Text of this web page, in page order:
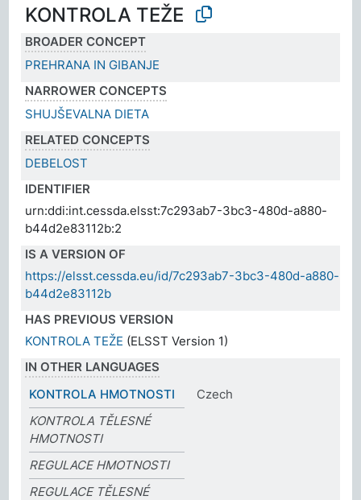
KONTROLA TEŽE
BROADER CONCEPT
PREHRANA IN GIBANJE
NARROWER CONCEPTS
SHUJŠEVALNA DIETA
RELATED CONCEPTS
DEBELOST
IDENTIFIER
urn:ddi:int.cessda.elsst:7c293ab7-3bc3-480d-a880-
b44d2e83112b:2
IS A VERSION OF
https://elsst.cessda.eu/id/7c293ab7-3bc3-480d-a880-
b44d2e83112b
HAS PREVIOUS VERSION
KONTROLA TEŽE (ELSST Version 1)
IN OTHER LANGUAGES
KONTROLA HMOTNOSTI
Czech
KONTROLA TĚLESNÉ
HMOTNOSTI
REGULACE HMOTNOSTI
REGULACE TĚLESNÉ